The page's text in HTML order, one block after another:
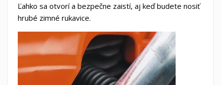
Ľahko sa otvorí a bezpečne zaistí, aj keď budete nosiť
hrubé zimné rukavice.